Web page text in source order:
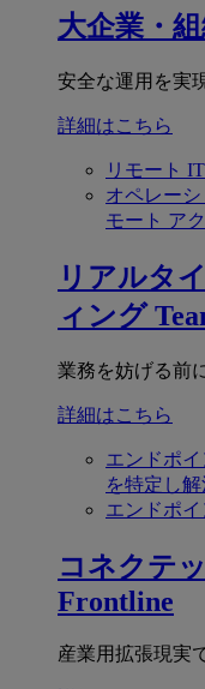
大企業・
安全な運用を実
詳細はこちら
リモート
オペレー
モート ア
リアルタ
ィング
業務を妨げる前
詳細はこちら
エンドポ
を特定し
エンドポ
コネクテ
Frontline
産業用拡張現実